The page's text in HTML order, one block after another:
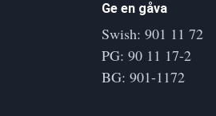
Ge en gåva
Swish: 901 11 72
PG: 90 11 17-2
BG: 901-1172